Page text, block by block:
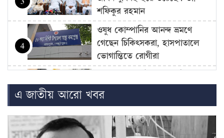
শফিকুর রহমান
4
ওষুধ কোম্পানির আনন্দ ভ্রমণে
গেছেন চিকিৎসকরা, হাসপাতালে
ভোগান্তিতে রোগীরা
5
মৃত্যু
6
আওয়ামী লীগের সঙ্গে গণতন্ত্র যায়
না: মির্জা ফখরুল
এ জাতীয় আরো খবর